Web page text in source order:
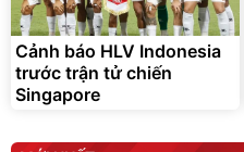
Cảnh báo HLV Indonesia
trước trận tử chiến
Singapore